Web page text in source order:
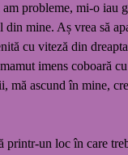
probleme, mi-o iau
mine. Aș vrea să
cu viteză din
imens coboară
ascund în mine,
un loc în care